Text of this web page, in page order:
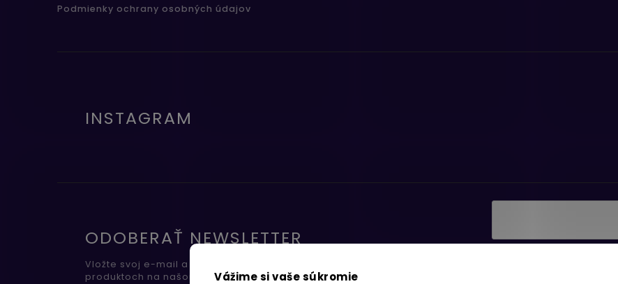
Vážime si vaše súkromie
Podmienky ochrany osobných údajov
INSTAGRAM
ODOBERAŤ NEWSLETTER
Vložte svoj e-mail a my Vám budeme zasielať informácie o nových
produktoch na našom e-shope.